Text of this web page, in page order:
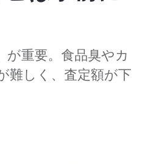
が重要。食品臭やカ
難しく、査定額が下